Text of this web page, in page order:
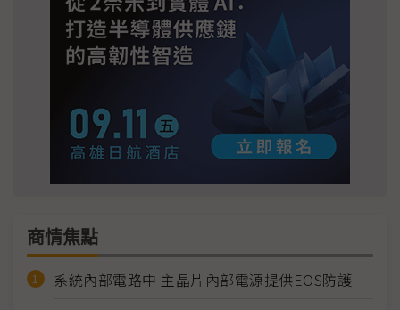
商情焦點
系統內部電路中 主晶片內部電源提供EOS防護